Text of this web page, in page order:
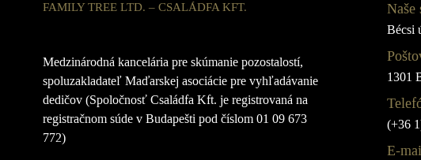
FAMILY TREE LTD. – CSALÁDFA KFT.
Medzinárodná kancelária pre skúmanie pozostalostí,
spoluzakladateľ Maďarskej asociácie pre vyhľadávanie
dedičov (Spoločnosť Családfa Kft. je registrovaná na
registračnom súde v Budapešti pod číslom 01 09 673
772)
Naše
Bécsi
1301
(+36
E-